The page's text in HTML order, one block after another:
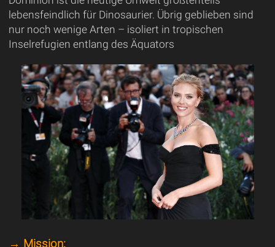
lebensfeindlich für Dinosaurier. Übrig geblieben sind
nur noch wenige Arten – isoliert in tropischen
Inselrefugien entlang des Äquators
→ Mission: